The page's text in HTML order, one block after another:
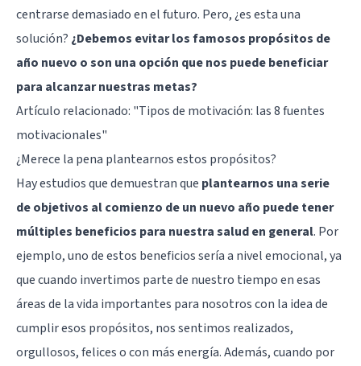
centrarse demasiado en el futuro. Pero, ¿es esta una
solución? ¿Debemos evitar los famosos propósitos de
año nuevo o son una opción que nos puede beneficiar
para alcanzar nuestras metas?
Artículo relacionado: "Tipos de motivación: las 8 fuentes
motivacionales"
¿Merece la pena plantearnos estos propósitos?
Hay estudios que demuestran que plantearnos una serie
de objetivos al comienzo de un nuevo año puede tener
múltiples beneficios para nuestra salud en general. Por
ejemplo, uno de estos beneficios sería a nivel emocional, ya
que cuando invertimos parte de nuestro tiempo en esas
áreas de la vida importantes para nosotros con la idea de
cumplir esos propósitos, nos sentimos realizados,
orgullosos, felices o con más energía. Además, cuando por